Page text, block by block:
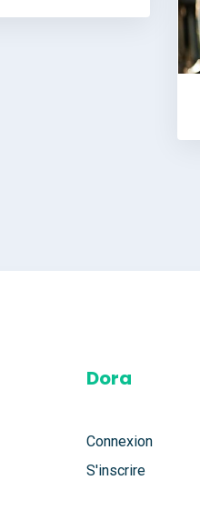
Dora
Connexion
S'inscrire